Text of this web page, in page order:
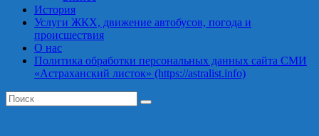
История
Услуги ЖКХ, движение автобусов, погода и
происшествия
О нас
Политика обработки персональных данных сайта СМИ
«Астраханский листок» (https://astralist.info)